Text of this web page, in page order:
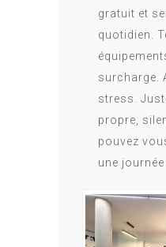
gratuit et
quotidien.
surcharge.
stress.
propre,
pouvez
une